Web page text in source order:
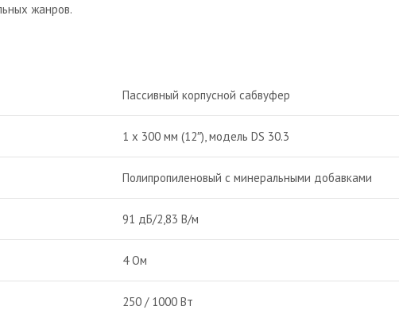
жанров.
Пассивный корпусной сабвуфер
1 х 300 мм (12″), модель DS 30.3
Полипропиленовый с минеральными добавками
91 дБ/2,83 В/м
4 Ом
250 / 1000 Вт